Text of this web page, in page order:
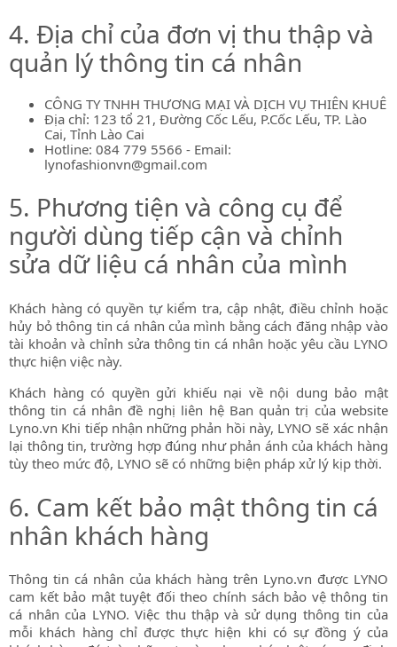
4. Địa chỉ của đơn vị thu thập và
quản lý thông tin cá nhân
CÔNG TY TNHH THƯƠNG MẠI VÀ DỊCH VỤ THIÊN KHUÊ
Địa chỉ: 123 tổ 21, Đường Cốc Lếu, P.Cốc Lếu, TP. Lào
Cai, Tỉnh Lào Cai
Hotline: 084 779 5566 - Email:
lynofashionvn@gmail.com
5. Phương tiện và công cụ để
người dùng tiếp cận và chỉnh
sửa dữ liệu cá nhân của mình
Khách hàng có quyền tự kiểm tra, cập nhật, điều chỉnh hoặc
hủy bỏ thông tin cá nhân của mình bằng cách đăng nhập vào
tài khoản và chỉnh sửa thông tin cá nhân hoặc yêu cầu LYNO
thực hiện việc này.
Khách hàng có quyền gửi khiếu nại về nội dung bảo mật
thông tin cá nhân đề nghị liên hệ Ban quản trị của website
Lyno.vn Khi tiếp nhận những phản hồi này, LYNO sẽ xác nhận
lại thông tin, trường hợp đúng như phản ánh của khách hàng
tùy theo mức độ, LYNO sẽ có những biện pháp xử lý kịp thời.
6. Cam kết bảo mật thông tin cá
nhân khách hàng
Thông tin cá nhân của khách hàng trên Lyno.vn được LYNO
cam kết bảo mật tuyệt đối theo chính sách bảo vệ thông tin
cá nhân của LYNO. Việc thu thập và sử dụng thông tin của
mỗi khách hàng chỉ được thực hiện khi có sự đồng ý của